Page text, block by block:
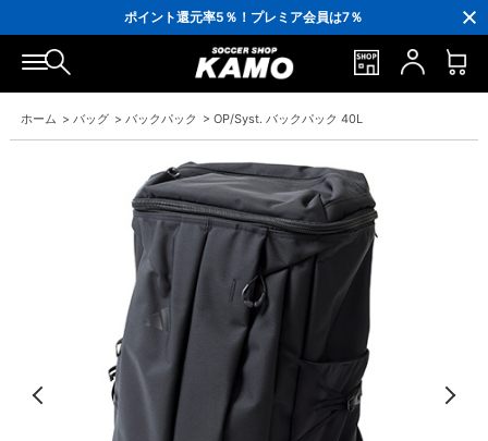
ポイント還元率5％！プレミア会員は7％
会員の方にはお誕生月に「10％OFFクーポン」プレゼント！
16,000円(税込)以上でシューズケースプレゼント！
3,300円(税込)以上で送料無料！
ホーム > バッグ > バックパック > OP/Syst. バックパック 40L